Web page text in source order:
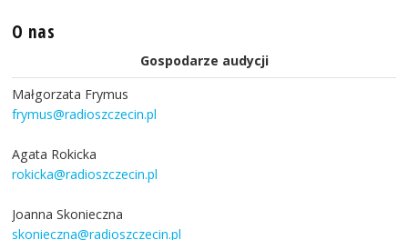
O nas
Gospodarze audycji
Małgorzata Frymus
frymus@radioszczecin.pl
Agata Rokicka
rokicka@radioszczecin.pl
Joanna Skonieczna
skonieczna@radioszczecin.pl